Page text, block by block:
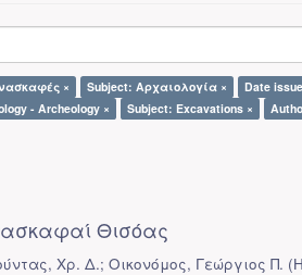
× Subject: Αρχαιολογία × Date
- Archeology × Subject: Excavations ×
Θισόας
Χρ. Δ.; Οικονόμος, Γεώργιος Π. (